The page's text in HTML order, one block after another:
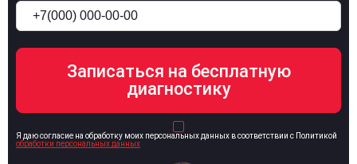
Я даю согласие на обработку моих персональных данных в соответствии с Политикой
обработки персональных данных